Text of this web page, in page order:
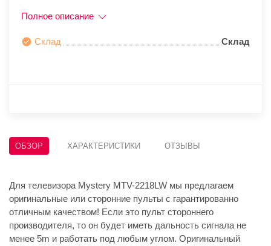
Полное описание
Склад Склад
ОБЗОР ХАРАКТЕРИСТИКИ ОТЗЫВЫ
Для телевизора Mystery MTV-2218LW мы предлагаем
оригинальные или сторонние пульты с гарантированно
отличным качеством! Если это пульт стороннего
производителя, то он будет иметь дальность сигнала не
менее 5m и работать под любым углом. Оригинальный